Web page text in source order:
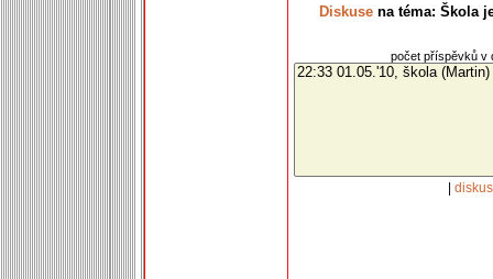
Diskusena téma: Škola
počet příspěvků v